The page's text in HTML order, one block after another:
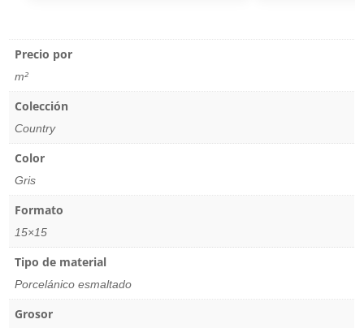
Precio por
m²
Colección
Country
Color
Gris
Formato
15×15
Tipo de material
Porcelánico esmaltado
Grosor